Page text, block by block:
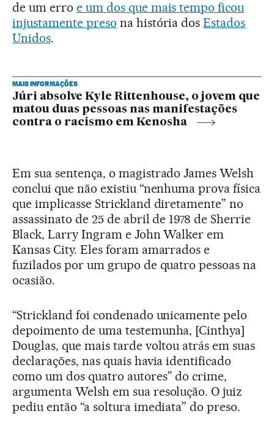
de um erro e um dos que mais tempo ficou
injustamente preso na história dosEstados
Unidos.
MAIS INFORMAÇÕES
Júri absolve Kyle Rittenhouse, o jovem que
matou duas pessoas nas manifestações
contra o racismo em Kenosha
Em sua sentença, o magistrado James Welsh
conclui que não existiu “nenhuma prova física
que implicasse Strickland diretamente” no
assassinato de 25 de abril de 1978 de Sherrie
Black, Larry Ingram e John Walker em
Kansas City. Eles foram amarrados e
fuzilados por um grupo de quatro pessoas na
ocasião.
“Strickland foi condenado unicamente pelo
depoimento de uma testemunha, [Cinthya]
Douglas, que mais tarde voltou atrás em suas
declarações, nas quais havia identificado
como um dos quatro autores” do crime,
argumenta Welsh em sua resolução. O juiz
pediu então “a soltura imediata” do preso.